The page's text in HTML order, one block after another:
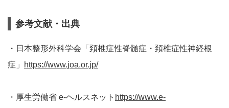
参考文献・出典
・日本整形外科学会「頚椎症性脊髄症・頚椎症性神経根
症」
https://www.joa.or.jp/
・厚生労働省 e-ヘルスネット https://www.e-